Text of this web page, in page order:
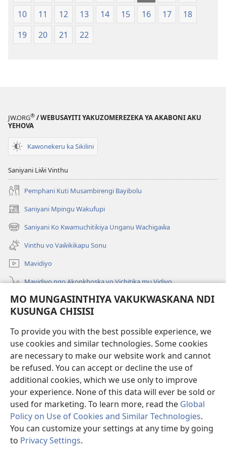
MO MUNGASINTHIYA VAKUKWASKANA NDI
KUSUNGA CHISISI
To provide you with the best possible experience, we
use cookies and similar technologies. Some cookies
are necessary to make our website work and cannot
be refused. You can accept or decline the use of
additional cookies, which we use only to improve
your experience. None of this data will ever be sold or
used for marketing. To learn more, read the Global
Policy on Use of Cookies and Similar Technologies.
You can customize your settings at any time by going
to Privacy Settings.
10
11 12 13 14 15 16 17
18
19
20 21 22
JW.ORG® / WEBUSAYITI YAKUZOMEREZEKA YA AKABONI AKU
YEHOVA
Kawonekeru ka Sikilini
Saniyani Liŵi Vinthu
Pemphani Kuti Musambirengi Bayibolu
Saniyani Mpingu Wakufupi
(Lajula
Peji
Linyaki)
Saniyani Ko Kwamuchitikiya Unganu Wachigaŵa
(Lajula
Peji
Linyaki)
Vinthu vo Vaŵikikapu Sonu
Mavidiyo
Mavidiyo ngo Akonkhoska vo Vichitika mu Vidiyo
Fufuzani
(Lajula
Linyaki)LAYIBULARE YA PA INTANETI
(Lajula
Peji
Linyaki)JW Hub ®
(Lajula
Peji
Linyaki)
Copyright© 2026 Watch Tower Bible and Tract Society of Pennsylvania.
FUNDU ZO MUKHUMBIKA KULONDO
MUNGASINTHIYA VAKUKWASKANA NDI KUSUNGA CHISISI